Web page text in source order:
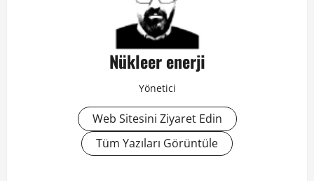
Nükleer enerji
Yönetici
Web Sitesini Ziyaret Edin
Tüm Yazıları Görüntüle